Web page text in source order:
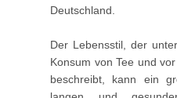
Deutschland.
Der Lebensstil, der
Konsum von Tee und
beschreibt, kann ein